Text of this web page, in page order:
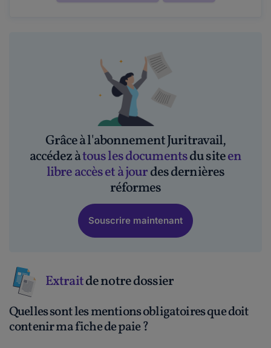
Grâce à l'abonnement Juritravail,
accédez àtous les documentsdu siteen
libre accès et à jourdes dernières
réformes
Souscrire maintenant
Extraitde notre dossier
Quelles sont les mentions obligatoires que doit
contenir ma fiche de paie ?